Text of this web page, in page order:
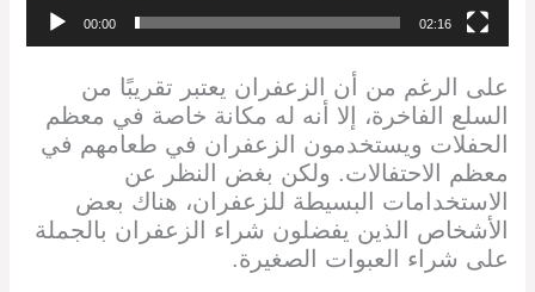
00:00 02:16
على الرغم من أن الزعفران يعتبر تقريبًا من
السلع الفاخرة، إلا أنه له مكانة خاصة في معظم
الحفلات ويستخدمون الزعفران في طعامهم في
معظم الاحتفالات. ولكن بغض النظر عن
الاستخدامات البسيطة للزعفران، هناك بعض
الأشخاص الذين يفضلون شراء الزعفران بالجملة
على شراء العبوات الصغيرة.